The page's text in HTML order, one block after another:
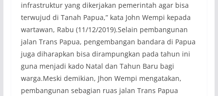
infrastruktur yang dikerjakan pemerintah agar bisa
terwujud di Tanah Papua,” kata John Wempi kepada
wartawan, Rabu (11/12/2019).Selain pembangunan
jalan Trans Papua, pengembangan bandara di Papua
juga diharapkan bisa dirampungkan pada tahun ini
guna menjadi kado Natal dan Tahun Baru bagi
warga.Meski demikian, Jhon Wempi mengatakan,
pembangunan sebagian ruas jalan Trans Papua